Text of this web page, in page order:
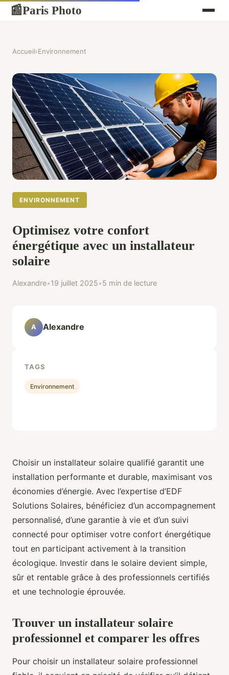
📰Paris Photo
Accueil›Environnement
ENVIRONNEMENT
Optimisez votre confort
énergétique avec un installateur
solaire
Alexandre•19 juillet 2025•5 min de lecture
Choisir un installateur solaire qualifié garantit une
installation performante et durable, maximisant vos
économies d’énergie. Avec l’expertise d’EDF
Solutions Solaires, bénéficiez d’un accompagnement
personnalisé, d’une garantie à vie et d’un suivi
connecté pour optimiser votre confort énergétique
tout en participant activement à la transition
écologique. Investir dans le solaire devient simple,
sûr et rentable grâce à des professionnels certifiés
et une technologie éprouvée.
Trouver un installateur solaire
professionnel et comparer les offres
Pour choisir un installateur solaire professionnel
A Alexandre
TAGS
Environnement